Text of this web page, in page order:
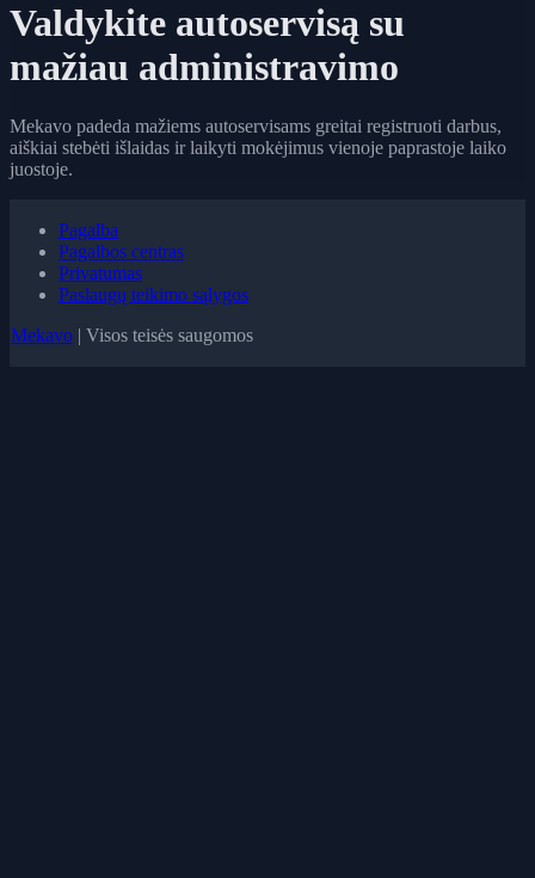
Valdykite autoservisą su
mažiau administravimo
Mekavo padeda mažiems autoservisams greitai registruoti darbus,
aiškiai stebėti išlaidas ir laikyti mokėjimus vienoje paprastoje laiko
juostoje.
Pagalba
Pagalbos centras
Privatumas
Paslaugų teikimo sąlygos
Mekavo | Visos teisės saugomos